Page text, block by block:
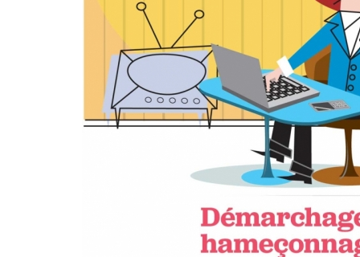
PRÉSENTATION BUSINESS POUR
RENAULT